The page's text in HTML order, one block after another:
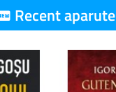
Recent aparute